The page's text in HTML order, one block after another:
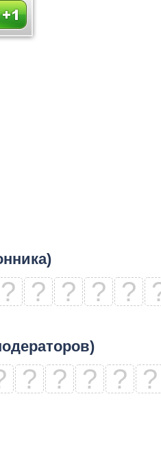
? ? ? ? ?
? ? ? ? ?